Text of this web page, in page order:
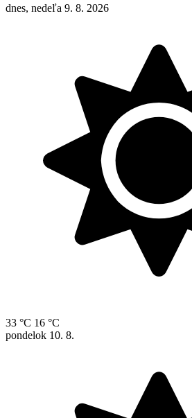
dnes, nedeľa 9. 8. 2026
33 °C 16 °C
pondelok 10. 8.